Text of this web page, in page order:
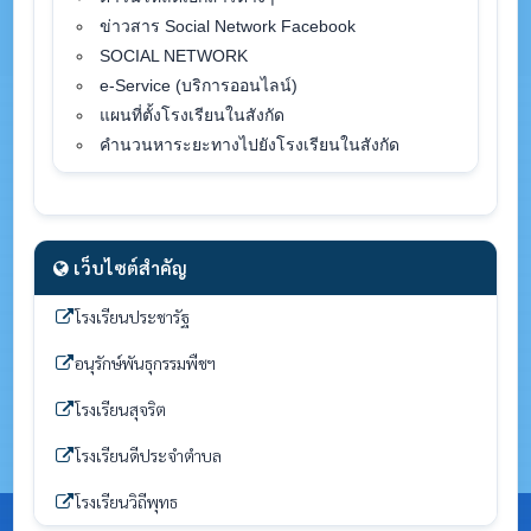
ข่าวสาร Social Network Facebook
SOCIAL NETWORK
e-Service (บริการออนไลน์)
แผนที่ตั้งโรงเรียนในสังกัด
คำนวนหาระยะทางไปยังโรงเรียนในสังกัด
เว็บไซต์สำคัญ
โรงเรียนประชารัฐ
อนุรักษ์พันธุกรรมพืชฯ
โรงเรียนสุจริต
โรงเรียนดีประจำตำบล
โรงเรียนวิถีพุทธ